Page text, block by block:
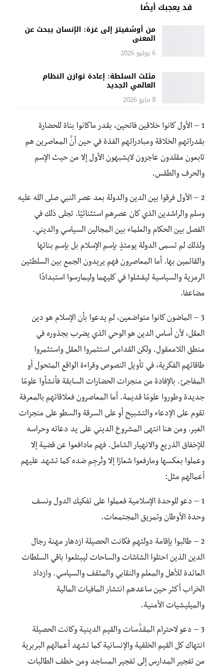
قد يعجبك أيضًا
من أوشفيتز إلى غزة: الإنسان يبحث عن
المعنى
6 يوليو 2026
مثلث السلطة: إعادة توازن النظام
العالمي الجديد
8 مايو 2026
1 – الأول كانوا خلاقين فاتحين، بقدر ماكانوا بناة للحضارة
بقدراتهم الخلاقة ومبادراتهم الفذة في حين أنَّ المعاصرين هم
تابعون مقلدون عاجزون لايشبهون الأول إلا من حيث الإسم
والحرف والطقس.
2 – الأول فرقوا بين الدين والدولة بعد عصر النبي صلى الله عليه
وسلم والراشدين الذي كان عصرهم استثنائيًا. تجلى ذلك في
الفصل بين الحكام والعلماء بين المجالين السياسي والديني.
ولذلك لم تسمى الدولة يومئذٍ بإسم الإسلام بل بإسم بناتها
والقائمين بها. أما المعاصرون فهم يريدون الجمع بين السلطتين
الرمزية والسياسية ليفشلوا في كليهما وليمارسوا استبدادًا
مضاعفا.
3 – الماضون كانوا متواضعين، لم يدعوا بأن الإسلام هو دين
العقل، لأن أساس الدين هو الوحي الذي يضرب بجذوره في
منطق اللامعقول. ولكن القدامى استثمروا العقل واستثمروا
طاقاتهم الفكرية، في تأويل النصوص وقراءة الواقع المتحول أو
المفاجئ. بالإفادة من منجزات الحضارات السابقة فأنشأوا علومًا
جديدة وطوروا علومًا قديمة. أما المعاصرون فعلاقاتهم بالمعرفة
تقوم على الإدعاء والتشبيح أو على السرقة والسطو على منجزات
الغير. ومن هنا انتهى المشروع الديني على يد دعاته وحراسه
للإخفاق الذريع والانهيار الشامل. فهم مادافعوا عن قضية إلا
وعملوا بعكسها ومارفعوا شعارًا إلا وتُرجِم ضده كما تشهد عليهم
أعمالهم مثل:
1 – دعو للوحدة الإسلامية فعملوا على تفكيك الدول ونسف
وحدة الأوطان وتمزيق المجتمعات.
2 – طالبوا بإقامة دولتهم فكانت الحصيلة ازدهار مهنة رجال
الدين الذين احتلوا الشاشات والساحات ليبتلعوا باقي السلطات
العائدة للأهل والمعلم والنقابي والمثقف والسياسي. وازداد
الخراب أكثر حين ساعدهم انتشار المافيات المالية
والميليشيات الأمنية.
3 – دعو لاحترام المقدَّسات والقيم الدينية وكانت الحصيلة
انتهاك كل القيم الخلقية والإنسانية كما تشهد أعمالهم البربرية
من تفجير المدارس إلى تفجير المساجد ومن خطف الطالبات